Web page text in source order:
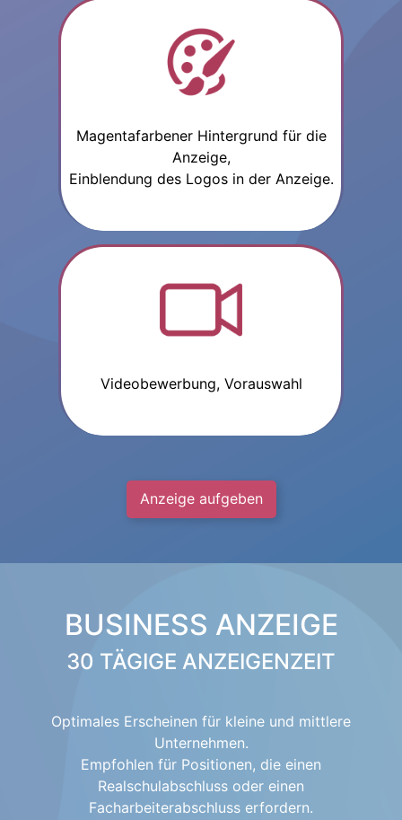
Magentafarbener Hintergrund für die
Anzeige,
Einblendung des Logos in der Anzeige.
Videobewerbung, Vorauswahl
Anzeige aufgeben
BUSINESS ANZEIGE
30 TÄGIGE ANZEIGENZEIT
Optimales Erscheinen für kleine und mittlere
Unternehmen.
Empfohlen für Positionen, die einen
Realschulabschluss oder einen
Facharbeiterabschluss erfordern.